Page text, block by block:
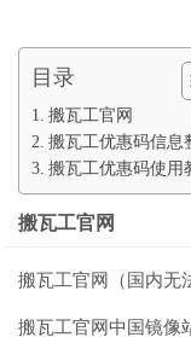
目录
搬瓦工官网
搬瓦工优惠码信息
搬瓦工优惠码使用
搬瓦工官网
搬瓦工官网（国内无
搬瓦工官网中国镜像